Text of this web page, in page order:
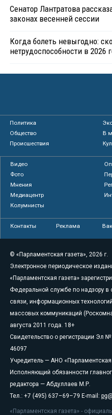
Сенатор Лантратова
законах весенней сессии
Когда болеть невыгодно:
нетрудоспособности в 2026
Политика
Общество
В
Происшествия
Видео
Фото
Мнения
Медиацентр
Колумнисты
Контакты Реклама
© «Парламентская газета», 2026 г.
Электронное периодическое
«Парламентская газета»
Федеральной службе по надзору в
связи, информационных
массовых коммуникаций
августа 2011 года. 18+
Свидетельство о регистрации Эл
46097
Учредитель — АНО «Парламентская
Исполняющий обязанности
редактора — Абдуллаев М.Р.
Тел.: +7 (495) 637–69–79 E-mail:
«Парламентская газета» -